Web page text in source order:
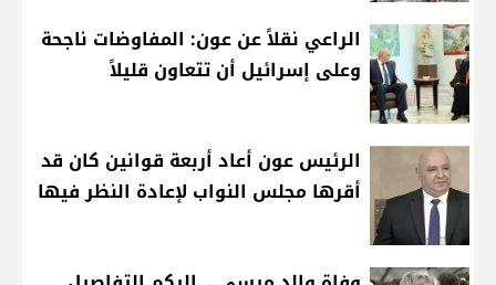
الراعي نقلاً عن عون: المفاوضات ناجحة
وعلى إسرائيل أن تتعاون قليلاً
الرئيس عون أعاد أربعة قوانين كان قد
أقرها مجلس النواب لإعادة النظر فيها